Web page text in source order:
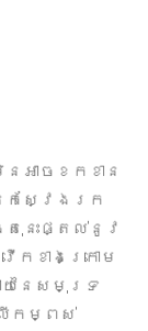
អាចខកខាន
ស្វែងរក
នេះផ្តល់នូវ
កខាងក្រោម
យនៃសមុទ្រ
ើកម្ពស់